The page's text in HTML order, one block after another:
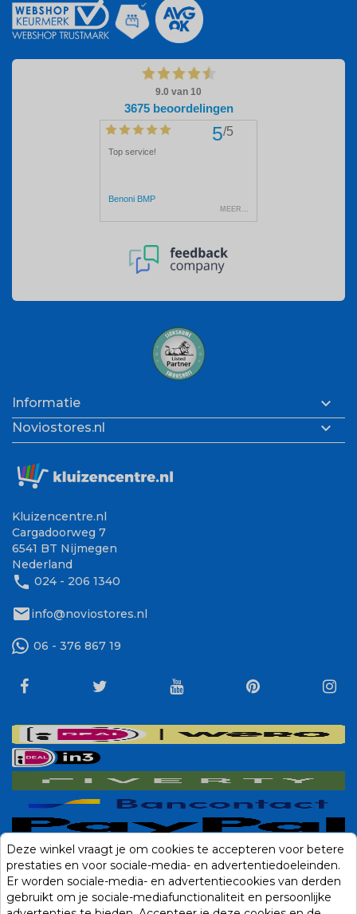
Informatie 
Noviostores.nl 
Kluizencentre.nl
Cargadoorweg 7
6541 BT Nijmegen
Nederland
phone 024 - 206 1340
mailinfo@noviostores.nl
06 - 376 867 19
Deze winkel vraagt je om cookies te accepteren voor betere
prestaties en voor sociale-media- en advertentiedoeleinden.
Er worden sociale-media- en advertentiecookies van derden
gebruikt om je sociale-mediafunctionaliteit en persoonlijke